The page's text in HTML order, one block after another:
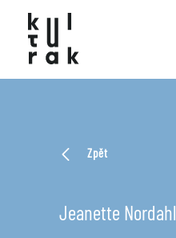
Zpět
Jeanette Nordahl